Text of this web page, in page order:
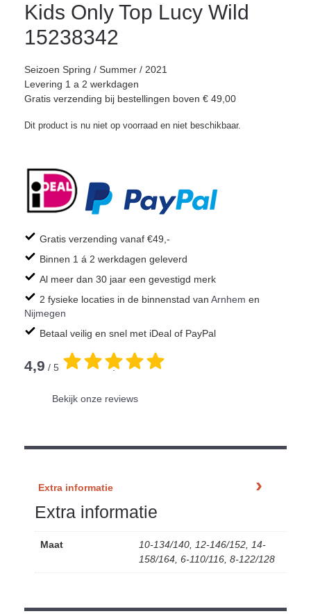
Kids Only Top Lucy Wild
15238342
Seizoen Spring / Summer / 2021
Levering 1 a 2 werkdagen
Gratis verzending bij bestellingen boven € 49,00
Dit product is nu niet op voorraad en niet beschikbaar.
Gratis verzending vanaf €49,-
Binnen 1 á 2 werkdagen geleverd
Al meer dan 30 jaar een gevestigd merk
2 fysieke locaties in de binnenstad van Arnhem en
Nijmegen
Betaal veilig en snel met iDeal of PayPal
4,9 / 5 .
Bekijk onze reviews
Extra informatie
Extra informatie
Maat
10-134/140, 12-146/152, 14-
158/164, 6-110/116, 8-122/128